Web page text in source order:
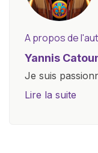
A propos de
Yannis
Je suis
plus jeune âge.
Lire la suite